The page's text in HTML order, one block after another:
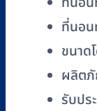
หนา
3
นิ้ว
ชิ้น
ที่นอน
ขนาด
ผลิตภั
รับปร